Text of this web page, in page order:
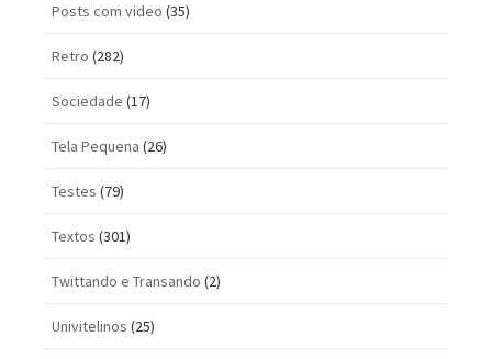
Posts com vi­deo (35)
Retro (282)
Sociedade (17)
Tela Pequena (26)
Testes (79)
Textos (301)
Twittando e Transando (2)
Univitelinos (25)